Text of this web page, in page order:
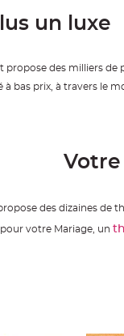
un luxe
propose des milliers de
bas prix, à travers le
des dizaines de
pour votre Mariage, un